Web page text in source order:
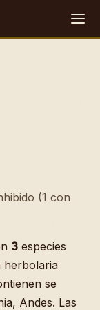
(1 con
3 especies
herbolaria
se
Andes. Las